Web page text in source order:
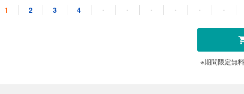
ルカラー版！】ヤバい仮面の奴が現れて、ヒーローがやられちまった。オールマイト
1 2 3 4 ・ ・ ・ ・ ・ ・
※期間限定無